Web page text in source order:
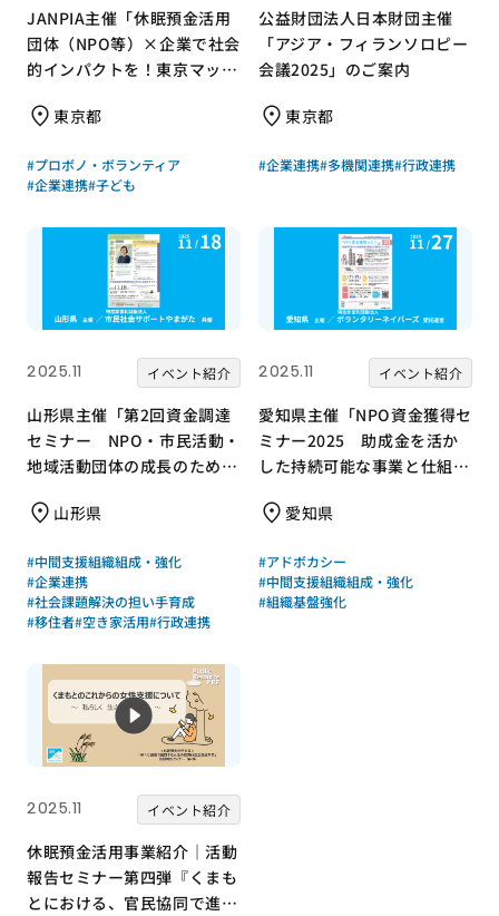
JANPIA主催「休眠預金活用
団体（NPO等）×企業で社会
的インパクトを！東京マッチ
紹介東京都
#プロボノ・ボランティア
#企業連携#子ども
公益財団法人日本財団主催
「アジア・フィランソロピー
会議2025」のご案内
東京都
#企業連携#多機関連携#行政連携
2025.11 イベント紹介
山形県主催「第2回資金調達
セミナー NPO・市民活動・
地域活動団体の成長のための
山形県
#中間支援組織組成・強化
#企業連携
#社会課題解決の担い手育成
#移住者#空き家活用#行政連携
2025.11 イベント紹介
愛知県主催「NPO資金獲得セ
ミナー2025 助成金を活か
した持続可能な事業と仕組み
愛知県
#アドボカシー
#中間支援組織組成・強化
#組織基盤強化
2025.11 イベント紹介
休眠預金活用事業紹介｜活動
報告セミナー第四弾『くまも
とにおける、官民協同で進め